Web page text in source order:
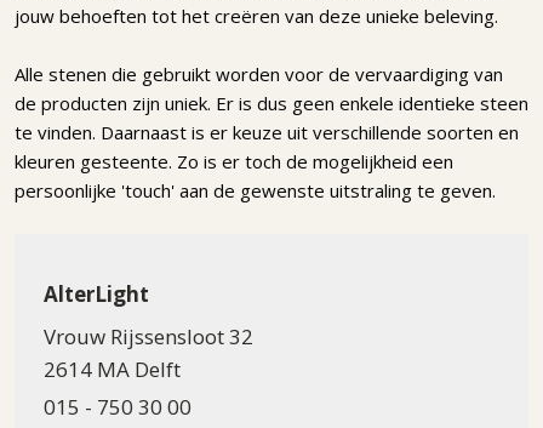
jouw behoeften tot het creëren van deze unieke beleving.
Alle stenen die gebruikt worden voor de vervaardiging van
de producten zijn uniek. Er is dus geen enkele identieke steen
te vinden. Daarnaast is er keuze uit verschillende soorten en
kleuren gesteente. Zo is er toch de mogelijkheid een
persoonlijke 'touch' aan de gewenste uitstraling te geven.
AlterLight
Vrouw Rijssensloot 32
2614 MA Delft
015 - 750 30 00